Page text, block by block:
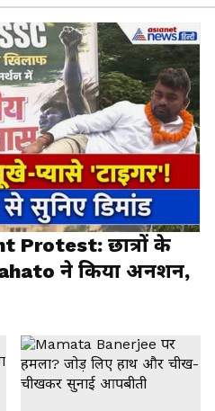
Protest: छात्रों के
ने किया अनशन,